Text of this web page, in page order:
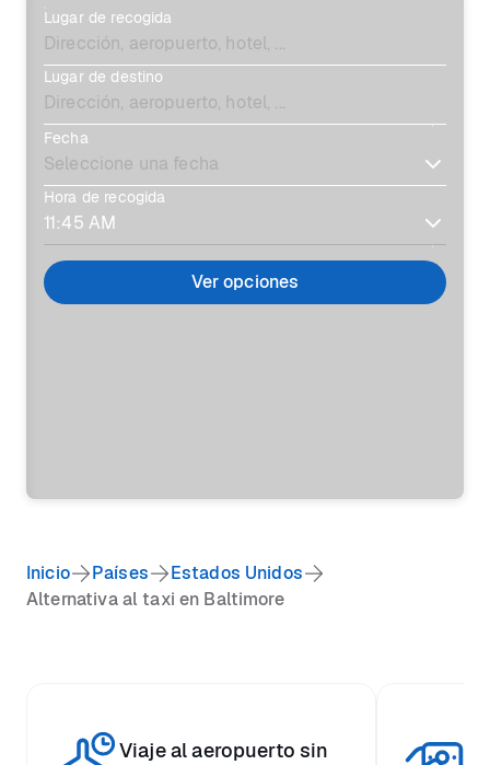
Lugar de recogida
Lugar de destino
Fecha
Hora de recogida
Ver opciones
Inicio Países
Estados Unidos
Alternativa al taxi en Baltimore
Viaje al aeropuerto sin